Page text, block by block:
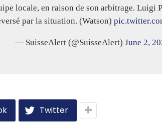
locale, en raison de son arbitrage. Luigi
par la situation. (Watson)
— SuisseAlert (@SuisseAlert) June 2,
Twitter